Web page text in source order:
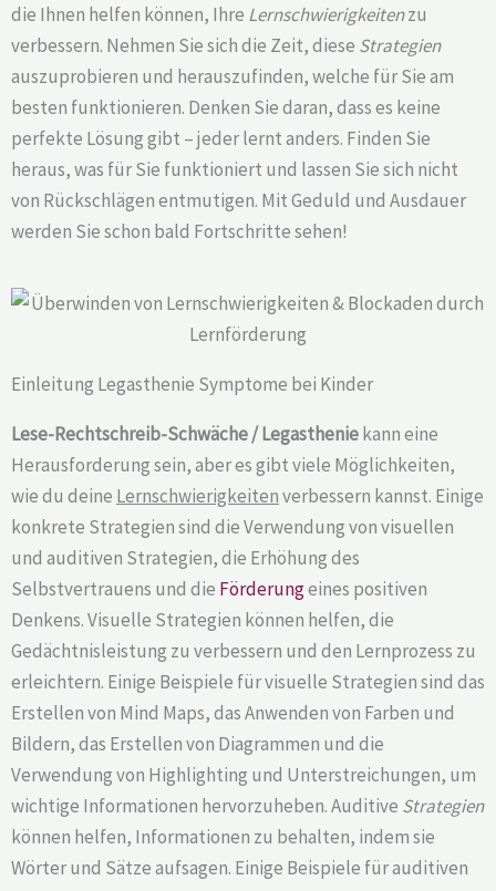
die Ihnen helfen können, Ihre Lernschwierigkeitenzu
verbessern. Nehmen Sie sich die Zeit, diese Strategien
auszuprobieren und herauszufinden, welche für Sie am
besten funktionieren. Denken Sie daran, dass es keine
perfekte Lösung gibt – jeder lernt anders. Finden Sie
heraus, was für Sie funktioniert und lassen Sie sich nicht
von Rückschlägen entmutigen. Mit Geduld und Ausdauer
werden Sie schon bald Fortschritte sehen!
Einleitung Legasthenie Symptome bei Kinder
Lese-Rechtschreib-Schwäche / Legastheniekann eine
Herausforderung sein, aber es gibt viele Möglichkeiten,
wie du deine Lernschwierigkeitenverbessern kannst. Einige
konkrete Strategien sind die Verwendung von visuellen
und auditiven Strategien, die Erhöhung des
Selbstvertrauens und die Förderungeines positiven
Denkens. Visuelle Strategien können helfen, die
Gedächtnisleistung zu verbessern und den Lernprozess zu
erleichtern. Einige Beispiele für visuelle Strategien sind das
Erstellen von Mind Maps, das Anwenden von Farben und
Bildern, das Erstellen von Diagrammen und die
Verwendung von Highlighting und Unterstreichungen, um
wichtige Informationen hervorzuheben. Auditive Strategien
können helfen, Informationen zu behalten, indem sie
Wörter und Sätze aufsagen. Einige Beispiele für auditiven